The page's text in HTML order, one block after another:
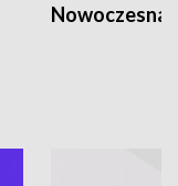
Nowoczesna